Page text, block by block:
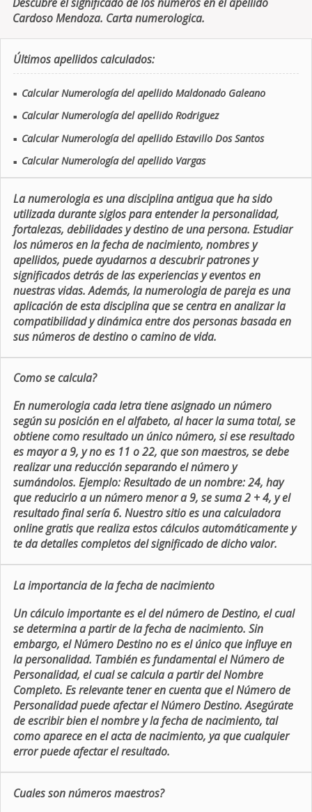
Cardoso Mendoza. Carta numerologica.
Últimos apellidos calculados:
■ Calcular Numerología del apellido Maldonado Galeano
■ Calcular Numerología del apellido Rodriguez
■ Calcular Numerología del apellido Estavillo Dos Santos
■ Calcular Numerología del apellido Vargas
La numerologia es una disciplina antigua que ha sido
utilizada durante siglos para entender la personalidad,
fortalezas, debilidades y destino de una persona. Estudiar
los números en la fecha de nacimiento, nombres y
apellidos, puede ayudarnos a descubrir patrones y
significados detrás de las experiencias y eventos en
nuestras vidas. Además, la numerologia de pareja es una
aplicación de esta disciplina que se centra en analizar la
compatibilidad y dinámica entre dos personas basada en
sus números de destino o camino de vida.
Como se calcula?
En numerologia cada letra tiene asignado un número
según su posición en el alfabeto, al hacer la suma total, se
obtiene como resultado un único número, si ese resultado
es mayor a 9, y no es 11 o 22, que son maestros, se debe
realizar una reducción separando el número y
sumándolos. Ejemplo: Resultado de un nombre: 24, hay
que reducirlo a un número menor a 9, se suma 2 + 4, y el
resultado final sería 6. Nuestro sitio es una calculadora
online gratis que realiza estos cálculos automáticamente y
te da detalles completos del significado de dicho valor.
La importancia de la fecha de nacimiento
Un cálculo importante es el del número de Destino, el cual
se determina a partir de la fecha de nacimiento. Sin
embargo, el Número Destino no es el único que influye en
la personalidad. También es fundamental el Número de
Personalidad, el cual se calcula a partir del Nombre
Completo. Es relevante tener en cuenta que el Número de
Personalidad puede afectar el Número Destino. Asegúrate
de escribir bien el nombre y la fecha de nacimiento, tal
como aparece en el acta de nacimiento, ya que cualquier
error puede afectar el resultado.
Cuales son números maestros?